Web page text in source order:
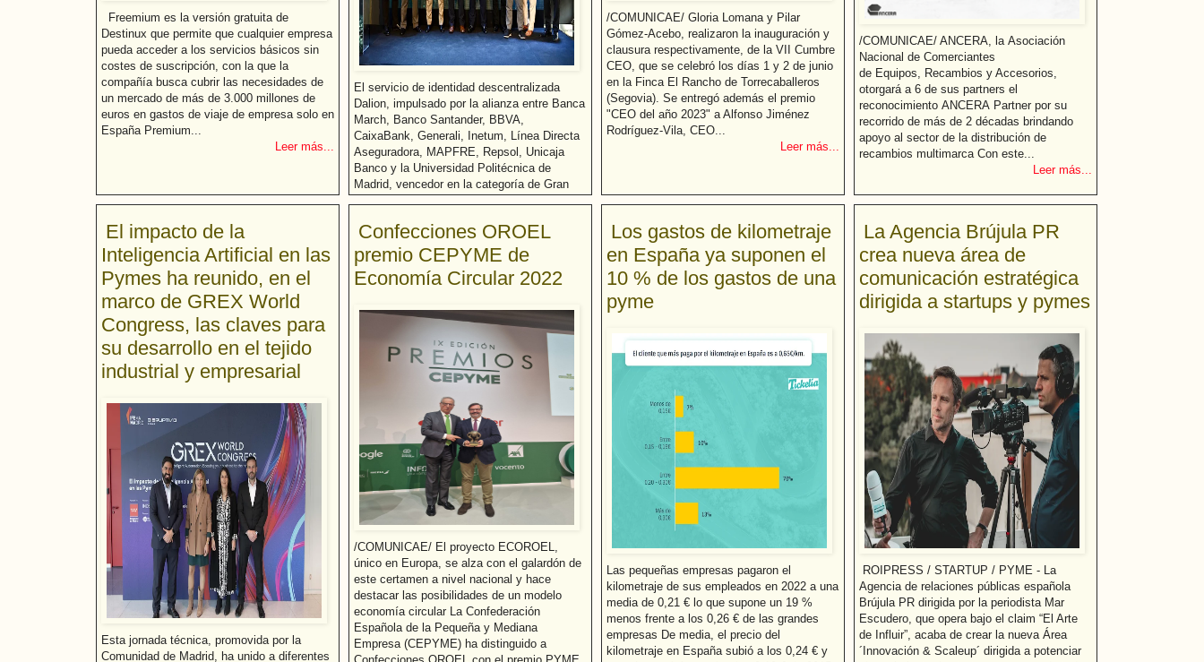
Freemium es la versión gratuita de
Destinux que permite que cualquier empresa
pueda acceder a los servicios básicos sin
costes de suscripción, con la que la
compañía busca cubrir las necesidades de
un mercado de más de 3.000 millones de
euros en gastos de viaje de empresa solo en
España Premium...
Leer más...
El servicio de identidad descentralizada
Dalion, impulsado por la alianza entre Banca
March, Banco Santander, BBVA,
CaixaBank, Generali, Inetum, Línea Directa
Aseguradora, MAPFRE, Repsol, Unicaja
Banco y la Universidad Politécnica de
Madrid, vencedor en la categoría de Gran
/COMUNICAE/ Gloria Lomana y Pilar
Gómez-Acebo, realizaron la inauguración y
clausura respectivamente, de la VII Cumbre
CEO, que se celebró los días 1 y 2 de junio
en la Finca El Rancho de Torrecaballeros
(Segovia). Se entregó además el premio
"CEO del año 2023" a Alfonso Jiménez
Rodríguez-Vila, CEO...
Leer más...
/COMUNICAE/ ANCERA, la Asociación
Nacional de Comerciantes
de Equipos, Recambios y Accesorios,
otorgará a 6 de sus partners el
reconocimiento ANCERA Partner por su
recorrido de más de 2 décadas brindando
apoyo al sector de la distribución de
recambios multimarca Con este...
Leer más...
El impacto de la
Inteligencia Artificial en las
Pymes ha reunido, en el
marco de GREX World
Congress, las claves para
su desarrollo en el tejido
industrial y empresarial
Esta jornada técnica, promovida por la
Comunidad de Madrid, ha unido a diferentes
Confecciones OROEL
premio CEPYME de
Economía Circular 2022
/COMUNICAE/ El proyecto ECOROEL,
único en Europa, se alza con el galardón de
este certamen a nivel nacional y hace
destacar las posibilidades de un modelo
economía circular La Confederación
Española de la Pequeña y Mediana
Empresa (CEPYME) ha distinguido a
Los gastos de kilometraje
en España ya suponen el
10 % de los gastos de una
pyme
Las pequeñas empresas pagaron el
kilometraje de sus empleados en 2022 a una
media de 0,21 € lo que supone un 19 %
menos frente a los 0,26 € de las grandes
empresas De media, el precio del
kilometraje en España subió a los 0,24 € y
La Agencia Brújula PR
crea nueva área de
comunicación estratégica
dirigida a startups y pymes
ROIPRESS / STARTUP / PYME - La
Agencia de relaciones públicas española
Brújula PR dirigida por la periodista Mar
Escudero, que opera bajo el claim “El Arte
de Influir”, acaba de crear la nueva Área
´Innovación & Scaleup´ dirigida a potenciar